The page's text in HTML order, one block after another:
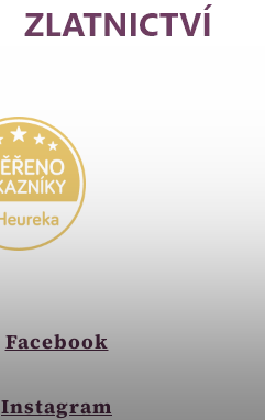
Facebook
Instagram